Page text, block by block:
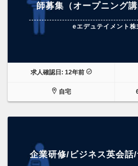
師募集（オープニング講
eエデュテイメント株
求人確認日: 12年前
自宅
企業研修/ビジネス英会